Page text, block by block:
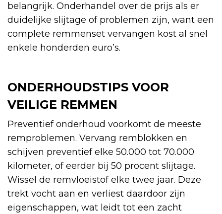
belangrijk. Onderhandel over de prijs als er
duidelijke slijtage of problemen zijn, want een
complete remmenset vervangen kost al snel
enkele honderden euro’s.
ONDERHOUDSTIPS VOOR
VEILIGE REMMEN
Preventief onderhoud voorkomt de meeste
remproblemen. Vervang remblokken en
schijven preventief elke 50.000 tot 70.000
kilometer, of eerder bij 50 procent slijtage.
Wissel de remvloeistof elke twee jaar. Deze
trekt vocht aan en verliest daardoor zijn
eigenschappen, wat leidt tot een zacht